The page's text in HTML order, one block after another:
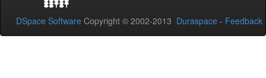
DSpace Software Copyright © 2002-2013 Duraspace - Feedback